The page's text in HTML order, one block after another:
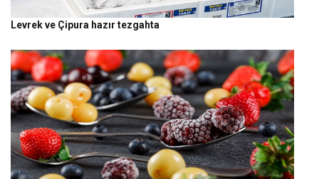
Levrek ve Çipura hazır tezgahta